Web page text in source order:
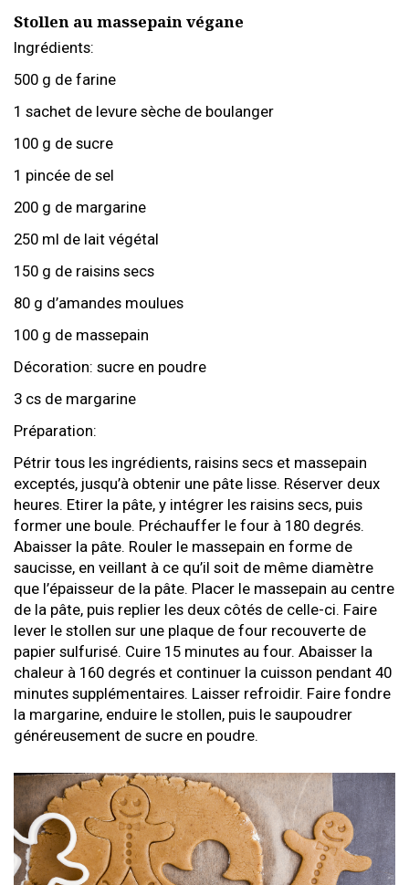
Stollen au massepain végane
Ingrédients:
500 g de farine
1 sachet de levure sèche de boulanger
100 g de sucre
1 pincée de sel
200 g de margarine
250 ml de lait végétal
150 g de raisins secs
80 g d’amandes moulues
100 g de massepain
Décoration: sucre en poudre
3 cs de margarine
Préparation:
Pétrir tous les ingrédients, raisins secs et massepain
exceptés, jusqu’à obtenir une pâte lisse. Réserver deux
heures. Etirer la pâte, y intégrer les raisins secs, puis
former une boule. Préchauffer le four à 180 degrés.
Abaisser la pâte. Rouler le massepain en forme de
saucisse, en veillant à ce qu’il soit de même diamètre
que l’épaisseur de la pâte. Placer le massepain au centre
de la pâte, puis replier les deux côtés de celle-ci. Faire
lever le stollen sur une plaque de four recouverte de
papier sulfurisé. Cuire 15 minutes au four. Abaisser la
chaleur à 160 degrés et continuer la cuisson pendant 40
minutes supplémentaires. Laisser refroidir. Faire fondre
la margarine, enduire le stollen, puis le saupoudrer
généreusement de sucre en poudre.